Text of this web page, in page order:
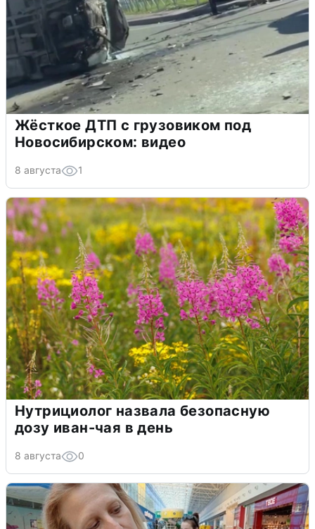
Жёсткое ДТП с грузовиком под
Новосибирском: видео
8 августа 1
Нутрициолог назвала безопасную
дозу иван-чая в день
8 августа 0